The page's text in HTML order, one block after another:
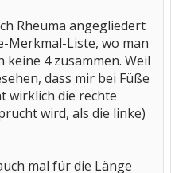
Rheuma angegliedert
Merkmal-Liste, wo man
keine 4 zusammen. Weil
dass mir bei Füße
wirklich die rechte
wird, als die linke)
mal für die Länge